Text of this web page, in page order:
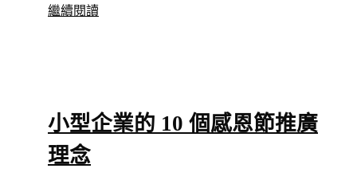
繼續閱讀
小型企業的 10 個感恩節推廣
理念